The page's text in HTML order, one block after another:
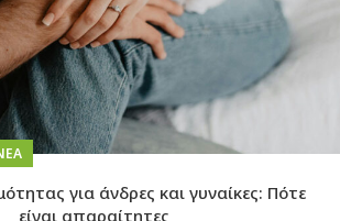
για άνδρες και γυναίκες: Πότε
είναι απαραίτητες